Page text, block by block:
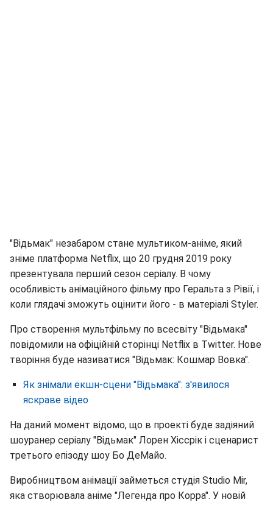
"Відьмак" незабаром стане мультиком-аніме, який
зніме платформа Netflix, що 20 грудня 2019 року
презентувала перший сезон серіалу. В чому
особливість анімаційного фільму про Геральта з Рівії, і
коли глядачі зможуть оцінити його - в матеріалі Styler.
Про створення мультфільму по всесвіту "Відьмака"
повідомили на офіційній сторінці Netflix в Twitter. Нове
творіння буде називатися "Відьмак: Кошмар Вовка".
Як знімали екшн-сцени "Відьмака": з'явилося
яскраве відео
На даний момент відомо, що в проекті буде задіяний
шоуранер серіалу "Відьмак" Лорен Хіссрік і сценарист
третього епізоду шоу Бо ДеМайо.
Виробництвом анімації займеться студія Studio Mir,
яка створювала аніме "Легенда про Корра". У новій